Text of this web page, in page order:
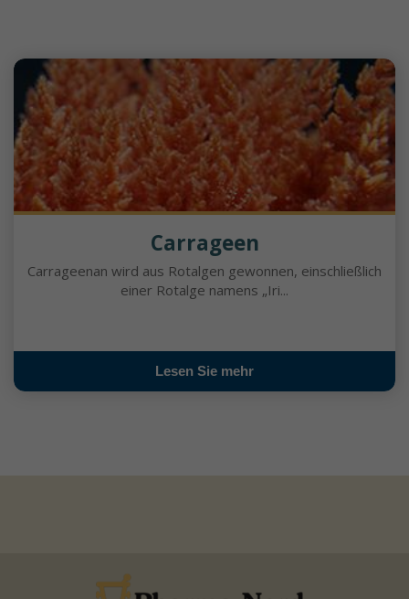
Carrageen
Carrageenan wird aus Rotalgen gewonnen, einschließlich
einer Rotalge namens „Iri...
Lesen Sie mehr